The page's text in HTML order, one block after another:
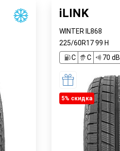
iLINK
WINTER IL868
225/60R1799 H
C
C 70 dB
5% cкидка